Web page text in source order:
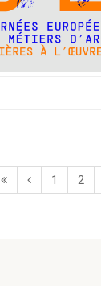
1 2